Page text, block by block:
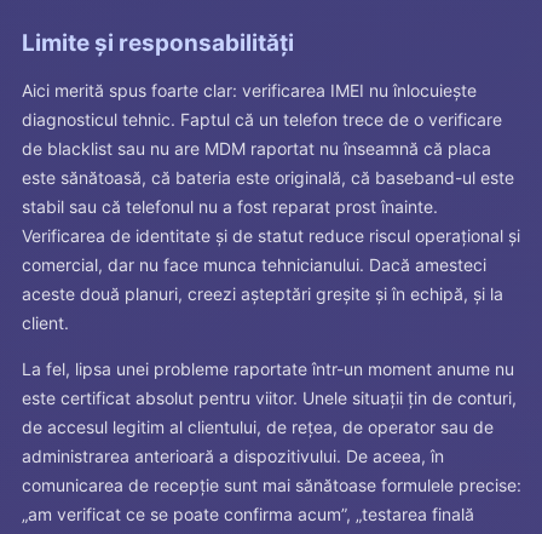
Limite și responsabilități
Aici merită spus foarte clar: verificarea IMEI nu înlocuiește
diagnosticul tehnic. Faptul că un telefon trece de o verificare
de blacklist sau nu are MDM raportat nu înseamnă că placa
este sănătoasă, că bateria este originală, că baseband-ul este
stabil sau că telefonul nu a fost reparat prost înainte.
Verificarea de identitate și de statut reduce riscul operațional și
comercial, dar nu face munca tehnicianului. Dacă amesteci
aceste două planuri, creezi așteptări greșite și în echipă, și la
client.
La fel, lipsa unei probleme raportate într-un moment anume nu
este certificat absolut pentru viitor. Unele situații țin de conturi,
de accesul legitim al clientului, de rețea, de operator sau de
administrarea anterioară a dispozitivului. De aceea, în
comunicarea de recepție sunt mai sănătoase formulele precise:
„am verificat ce se poate confirma acum”, „testarea finală